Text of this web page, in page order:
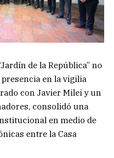
de la República” no
en la vigilia
con Javier Milei y un
consolidó una
en medio de
entre la Casa